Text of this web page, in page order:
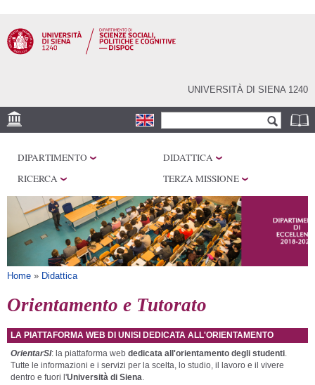
contenuto
principale
UNIVERSITÀ DI SIENA 1240
Form di ricerca
CENTRI DI RICERCA
LABORATORI
BIBLIOTECHE
SERVIZI
DIPARTIMENTO
DIDATTICA
RICERCA
TERZA MISSIONE
Tu sei qui
Home » Didattica
Orientamento e Tutorato
LA PIATTAFORMA WEB DI UNISI DEDICATA ALL'ORIENTAMENTO
OrientarSI: la piattaforma web dedicata all'orientamento degli studenti.
Tutte le informazioni e i servizi per la scelta, lo studio, il lavoro e il vivere
dentro e fuori l'Università di Siena.